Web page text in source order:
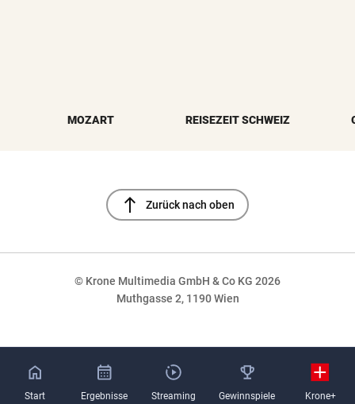
MOZART REISEZEIT SCHWEIZ
north Zurück nach oben
© Krone Multimedia GmbH & Co KG 2026
Muthgasse 2, 1190 Wien
Start Ergebnisse Streaming Gewinnspiele Krone+
NaN%